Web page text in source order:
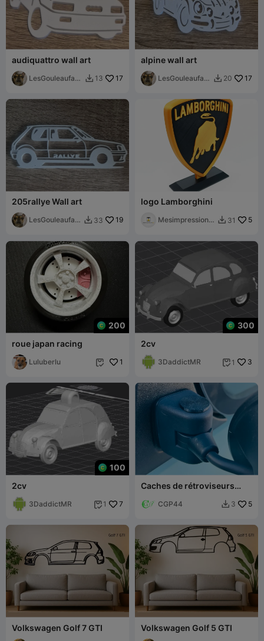
audiquattro wall art
LesGouleaufami
 13 17
alpine wall art
LesGouleaufam  20 17
205rallye Wall art
LesGouleaufam  33 19
logo Lamborghini
Mesimpressions
 31 5
200
roue japan racing
Luluberlu  1
300
2cv
3DaddictMR  1 3
100
2cv
3DaddictMR  1 7
Caches de rétroviseurs
CGP44  3 5
Volkswagen Golf 7 GTI Volkswagen Golf 5 GTI